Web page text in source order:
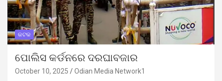
କଟକ
ପୋଲିସ କର୍ଡନରେ ଦରଘାବଜାର
October 10, 2025 Odian Media Network1